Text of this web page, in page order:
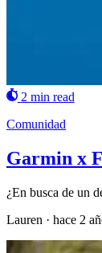
2 min read
Comunidad
Garmin x
¿En busca de un
Lauren · hace 2